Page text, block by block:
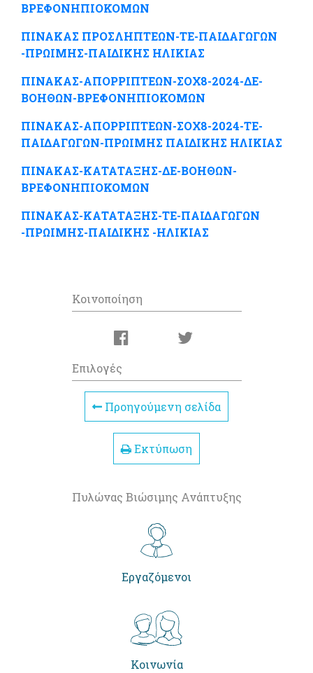
ΒΡΕΦΟΝΗΠΙΟΚΟΜΩΝ
ΠΙΝΑΚΑΣ ΠΡΟΣΛΗΠΤΕΩΝ-ΤΕ-ΠΑΙΔΑΓΩΓΩΝ
-ΠΡΩΙΜΗΣ-ΠΑΙΔΙΚΗΣ ΗΛΙΚΙΑΣ
ΠΙΝΑΚΑΣ-ΑΠΟΡΡΙΠΤΕΩΝ-ΣΟΧ8-2024-ΔΕ-
ΒΟΗΘΩΝ-ΒΡΕΦΟΝΗΠΙΟΚΟΜΩΝ
ΠΙΝΑΚΑΣ-ΑΠΟΡΡΙΠΤΕΩΝ-ΣΟΧ8-2024-ΤΕ-
ΠΑΙΔΑΓΩΓΩΝ-ΠΡΩΙΜΗΣ ΠΑΙΔΙΚΗΣ ΗΛΙΚΙΑΣ
ΠΙΝΑΚΑΣ-ΚΑΤΑΤΑΞΗΣ-ΔΕ-ΒΟΗΘΩΝ-
ΒΡΕΦΟΝΗΠΙΟΚΟΜΩΝ
ΠΙΝΑΚΑΣ-ΚΑΤΑΤΑΞΗΣ-ΤΕ-ΠΑΙΔΑΓΩΓΩΝ
-ΠΡΩΙΜΗΣ-ΠΑΙΔΙΚΗΣ -ΗΛΙΚΙΑΣ
Κοινοποίηση
Επιλογές
Προηγούμενη σελίδα
Εκτύπωση
Πυλώνας Βιώσιμης Ανάπτυξης
Εργαζόμενοι
Κοινωνία